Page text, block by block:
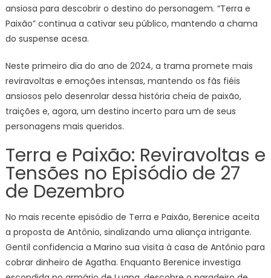
ansiosa para descobrir o destino do personagem. “Terra e
Paixão” continua a cativar seu público, mantendo a chama
do suspense acesa.
Neste primeiro dia do ano de 2024, a trama promete mais
reviravoltas e emoções intensas, mantendo os fãs fiéis
ansiosos pelo desenrolar dessa história cheia de paixão,
traições e, agora, um destino incerto para um de seus
personagens mais queridos.
Terra e Paixão: Reviravoltas e
Tensões no Episódio de 27
de Dezembro
No mais recente episódio de Terra e Paixão, Berenice aceita
a proposta de Antônio, sinalizando uma aliança intrigante.
Gentil confidencia a Marino sua visita à casa de Antônio para
cobrar dinheiro de Agatha. Enquanto Berenice investiga